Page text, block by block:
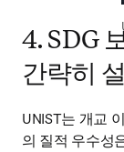
4. SDG
간략히
UNIST는 개교
의 질적 우수성